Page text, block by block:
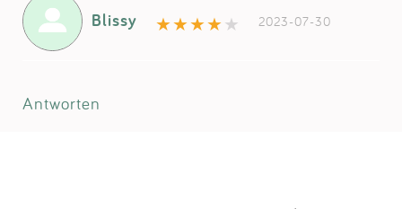
Blissy 2023-07-30
Antworten